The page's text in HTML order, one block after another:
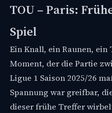
TOU – Paris:
Spiel
Ein Knall, ein Raunen, ein
Moment, der die Partie
Ligue 1 Saison 2025/26
Spannung war greifbar,
dieser frühe Treffer